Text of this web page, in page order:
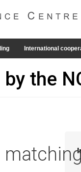
International
the